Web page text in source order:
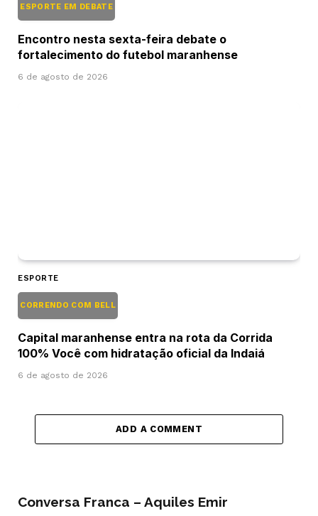
ESPORTE EM DEBATE
Encontro nesta sexta-feira debate o
fortalecimento do futebol maranhense
6 de agosto de 2026
ESPORTE
CORRENDO COM BELL
Capital maranhense entra na rota da Corrida
100% Você com hidratação oficial da Indaiá
6 de agosto de 2026
ADD A COMMENT
Conversa Franca – Aquiles Emir